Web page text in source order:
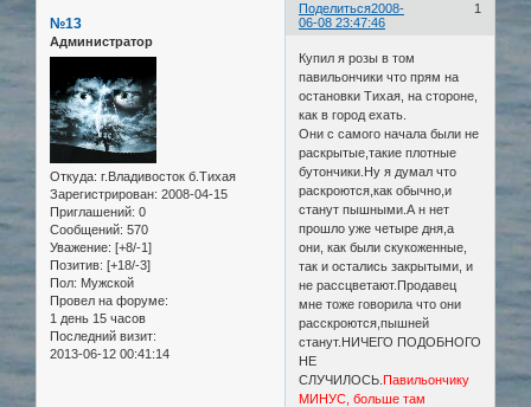
Поделиться 1
2008-
06-08 23:47:46
№13
Администратор
Откуда: г.Владивосток б.Тихая
Зарегистрирован: 2008-04-15
Приглашений: 0
Сообщений: 570
Уважение: [+8/-1]
Позитив: [+18/-3]
Пол: Мужской
Провел на форуме:
1 день 15 часов
Последний визит:
2013-06-12 00:41:14
Купил я розы в том
павильончики что прям на
остановки Тихая, на стороне,
как в город ехать.
Они с самого начала были не
раскрытые,такие плотные
бутончики.Ну я думал что
раскроются,как обычно,и
станут пышными.А н нет
прошло уже четыре дня,а
они, как были скукоженные,
так и остались закрытыми, и
не рассцветают.Продавец
мне тоже говорила что они
расскроются,пышней
станут.НИЧЕГО ПОДОБНОГО
НЕ
СЛУЧИЛОСЬ.Павильончику
МИНУС, больше там